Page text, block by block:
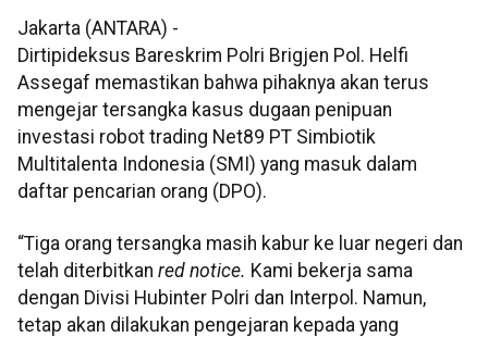
Jakarta (ANTARA) -
Dirtipideksus Bareskrim Polri Brigjen Pol. Helfi
Assegaf memastikan bahwa pihaknya akan terus
mengejar tersangka kasus dugaan penipuan
investasi robot trading Net89 PT Simbiotik
Multitalenta Indonesia (SMI) yang masuk dalam
daftar pencarian orang (DPO).
“Tiga orang tersangka masih kabur ke luar negeri dan
telah diterbitkan red notice. Kami bekerja sama
dengan Divisi Hubinter Polri dan Interpol. Namun,
tetap akan dilakukan pengejaran kepada yang